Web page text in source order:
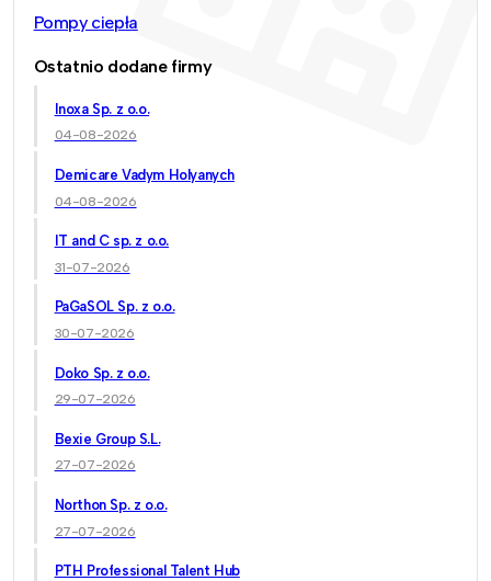
Pompy ciepła
Ostatnio dodane firmy
Inoxa Sp. z o.o.
04-08-2026
Demicare Vadym Holyanych
04-08-2026
IT and C sp. z o.o.
31-07-2026
PaGaSOL Sp. z o.o.
30-07-2026
Doko Sp. z o.o.
29-07-2026
Bexie Group S.L.
27-07-2026
Northon Sp. z o.o.
27-07-2026
PTH Professional Talent Hub